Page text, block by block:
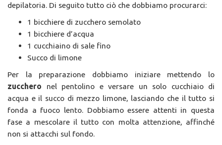
depilatoria. Di seguito tutto ciò che dobbiamo procurarci:
1 bicchiere di zucchero semolato
1 bicchiere d’acqua
1 cucchiaino di sale fino
Succo di limone
Per la preparazione dobbiamo iniziare mettendo lo
zucchero nel pentolino e versare un solo cucchiaio di
acqua e il succo di mezzo limone, lasciando che il tutto si
fonda a fuoco lento. Dobbiamo essere attenti in questa
fase a mescolare il tutto con molta attenzione, affinché
non si attacchi sul fondo.